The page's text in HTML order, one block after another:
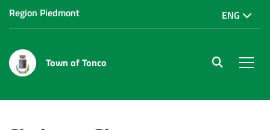
Region Piedmont ENG
Town of Tonco site.searc